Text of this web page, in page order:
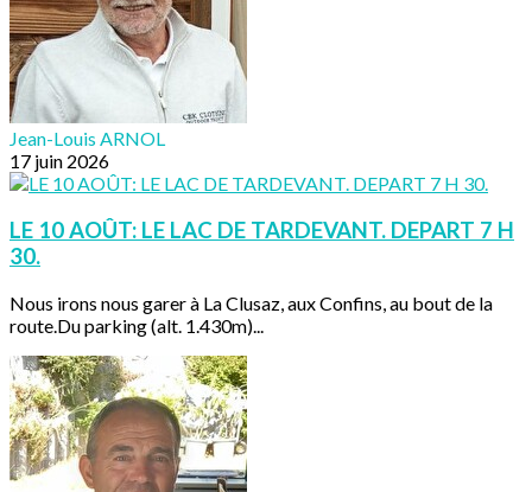
Jean-Louis ARNOL
17 juin 2026
LE 10 AOÛT: LE LAC DE TARDEVANT. DEPART 7 H
30.
Nous irons nous garer à La Clusaz, aux Confins, au bout de la
route.Du parking (alt. 1.430m)...